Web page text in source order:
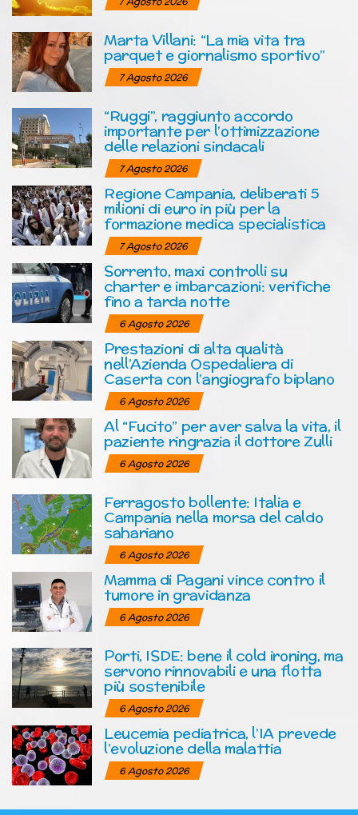
Marta Villani: “La mia vita tra
parquet e giornalismo sportivo”
7 Agosto 2026
“Ruggi”, raggiunto accordo
importante per l’ottimizzazione
delle relazioni sindacali
7 Agosto 2026
Regione Campania, deliberati 5
milioni di euro in più per la
formazione medica specialistica
7 Agosto 2026
Sorrento, maxi controlli su
charter e imbarcazioni: verifiche
fino a tarda notte
6 Agosto 2026
Prestazioni di alta qualità
nell’Azienda Ospedaliera di
Caserta con l’angiografo biplano
6 Agosto 2026
Al “Fucito” per aver salva la vita, il
paziente ringrazia il dottore Zulli
6 Agosto 2026
Ferragosto bollente: Italia e
Campania nella morsa del caldo
sahariano
6 Agosto 2026
Mamma di Pagani vince contro il
tumore in gravidanza
6 Agosto 2026
Porti, ISDE: bene il cold ironing, ma
servono rinnovabili e una flotta
più sostenibile
6 Agosto 2026
Leucemia pediatrica, l’IA prevede
l’evoluzione della malattia
6 Agosto 2026